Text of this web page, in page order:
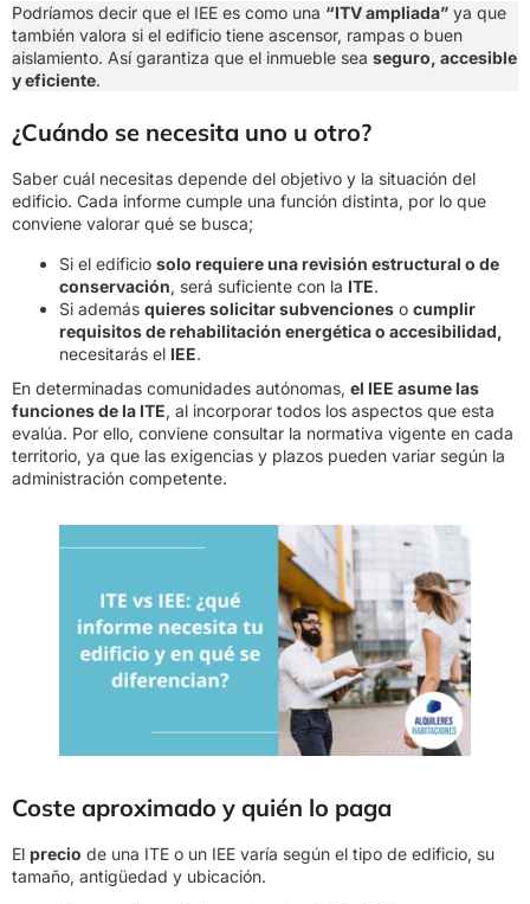
Podríamos decir que el IEE es como una “ITV ampliada” ya que
también valora si el edificio tiene ascensor, rampas o buen
aislamiento. Así garantiza que el inmueble sea seguro, accesible
y eficiente.
¿Cuándo se necesita uno u otro?
Saber cuál necesitas depende del objetivo y la situación del
edificio. Cada informe cumple una función distinta, por lo que
conviene valorar qué se busca;
Si el edificio solo requiere una revisión estructural o de
conservación, será suficiente con la ITE.
Si además quieres solicitar subvenciones o cumplir
requisitos de rehabilitación energética o accesibilidad,
necesitarás el IEE.
En determinadas comunidades autónomas, el IEE asume las
funciones de la ITE, al incorporar todos los aspectos que esta
evalúa. Por ello, conviene consultar la normativa vigente en cada
territorio, ya que las exigencias y plazos pueden variar según la
administración competente.
Coste aproximado y quién lo paga
El precio de una ITE o un IEE varía según el tipo de edificio, su
tamaño, antigüedad y ubicación.